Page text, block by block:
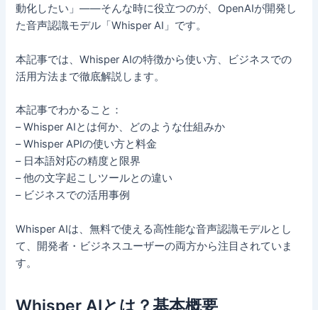
動化したい」——そんな時に役立つのが、OpenAIが開発し
た音声認識モデル「Whisper AI」です。
本記事では、Whisper AIの特徴から使い方、ビジネスでの
活用方法まで徹底解説します。
本記事でわかること：
– Whisper AIとは何か、どのような仕組みか
– Whisper APIの使い方と料金
– 日本語対応の精度と限界
– 他の文字起こしツールとの違い
– ビジネスでの活用事例
Whisper AIは、無料で使える高性能な音声認識モデルとし
て、開発者・ビジネスユーザーの両方から注目されていま
す。
Whisper AIとは？基本概要